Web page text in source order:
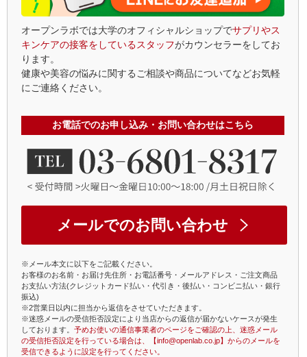
オープンラボでは大学のオフィシャルショップでサプリやス
キンケアの接客をしているスタッフがカウンセラーをしてお
ります。
健康や美容の悩みに関するご相談や商品についてなどお気軽
にご連絡ください。
お電話でのお申し込み・お問い合わせはこちら
メールでのお問い合わせ
※メール本文に以下をご記載ください。
お客様のお名前・お届け先住所・お電話番号・メールアドレス・ご注文商品
お支払い方法(クレジットカード払い・代引き・後払い・コンビニ払い・銀行
振込)
※2営業日以内に担当から返信をさせていただきます。
※迷惑メールの受信拒否設定により当店からの返信が届かないケースが発生
しております。 予めお使いの通信事業者のページをご確認の上、迷惑メール
の受信拒否設定を行っている場合は、【info@openlab.co.jp】からのメールを
受信できるように設定を行ってください。